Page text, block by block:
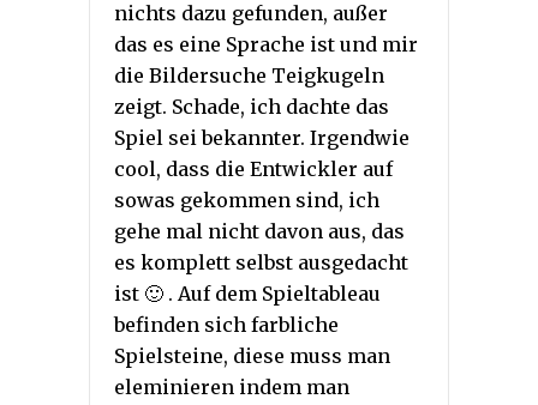
nichts dazu gefunden, außer
das es eine Sprache ist und mir
die Bildersuche Teigkugeln
zeigt. Schade, ich dachte das
Spiel sei bekannter. Irgendwie
cool, dass die Entwickler auf
sowas gekommen sind, ich
gehe mal nicht davon aus, das
es komplett selbst ausgedacht
ist 🙂 . Auf dem Spieltableau
befinden sich farbliche
Spielsteine, diese muss man
eleminieren indem man